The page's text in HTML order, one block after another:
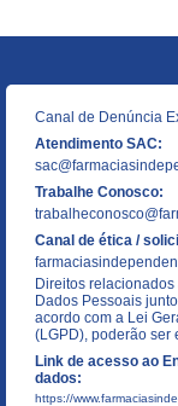
Canal de Denúncia
Atendimento SAC:
Trabalhe Conosco:
Canal de ética /
Direitos
Dados Pessoais
acordo com a Lei
(LGPD), poderão ser
Link de acesso ao
dados:
https://